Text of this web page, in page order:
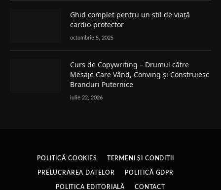
Ghid complet pentru un stil de viață
cardio-protector
octombrie 5, 2025
Curs de Copywriting – Drumul către
Mesaje Care Vând, Conving și Construiesc
Branduri Puternice
iulie 22, 2026
POLITICĂ COOKIES TERMENI ȘI CONDIȚII
PRELUCRAREA DATELOR POLITICĂ GDPR
POLITICA EDITORIALĂ CONTACT